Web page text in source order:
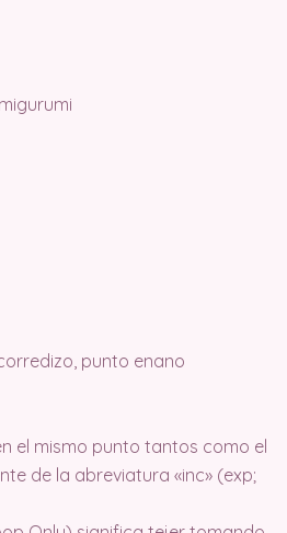
punto enano
el mismo punto tantos como el
de la abreviatura «inc» (exp;